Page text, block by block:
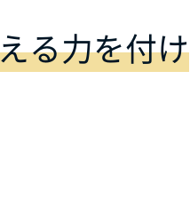
る力を付け